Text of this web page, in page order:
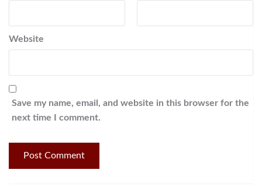
Website
Save my name, email, and website in this browser for the
next time I comment.